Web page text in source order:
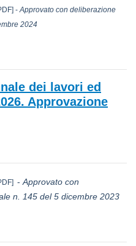
-Approvato con deliberazione
2024
dei lavori ed
Approvazione
- Approvato con
n. 145 del 5 dicembre 2023